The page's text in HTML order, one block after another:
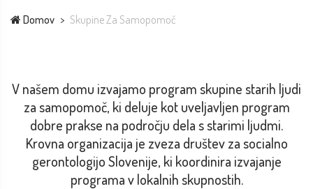
Domov Skupine Za Samopomoč
V našem domu izvajamo program skupine starih ljudi
za samopomoč, ki deluje kot uveljavljen program
dobre prakse na področju dela s starimi ljudmi.
Krovna organizacija je zveza društev za socialno
gerontologijo Slovenije, ki koordinira izvajanje
programa v lokalnih skupnostih.